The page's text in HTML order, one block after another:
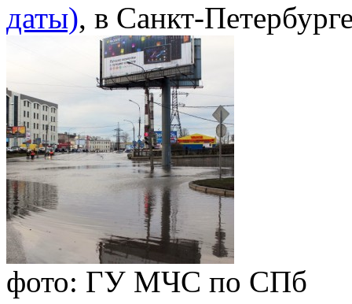
даты), в Санкт-
фото: ГУ МЧС по СПб